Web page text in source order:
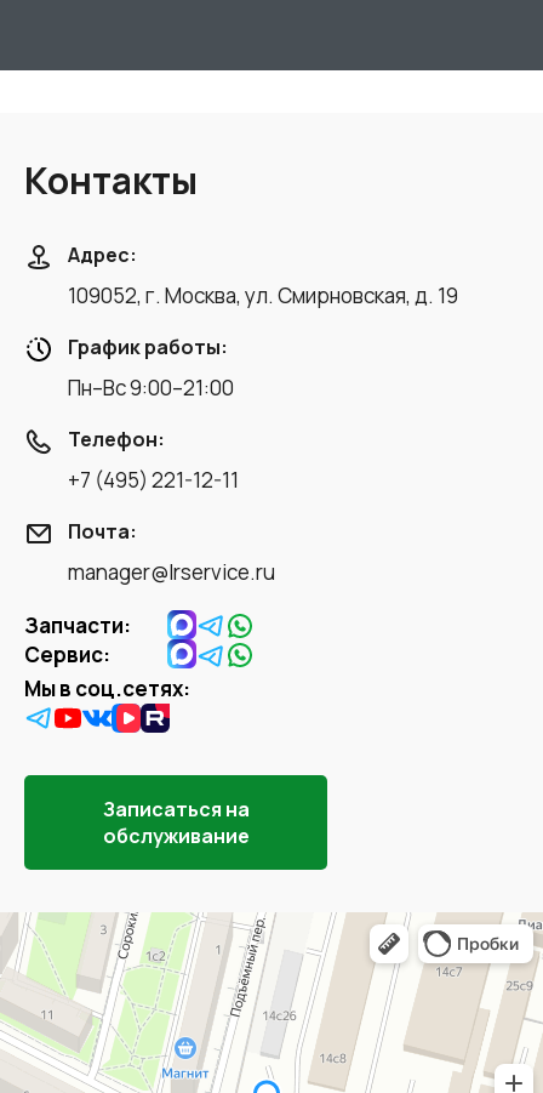
Контакты
Адрес:
109052, г. Москва, ул. Смирновская, д. 19
График работы:
Пн–Вс 9:00–21:00
Телефон:
+7 (495) 221-12-11
Почта:
manager@lrservice.ru
Запчасти:
Сервис:
Мы в соц.сетях:
Записаться на
обслуживание